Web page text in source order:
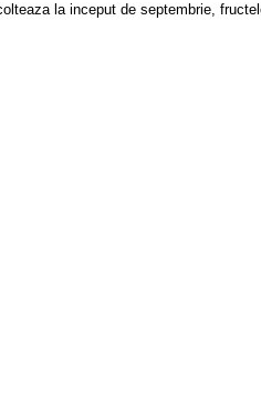
la inceput de septembrie,